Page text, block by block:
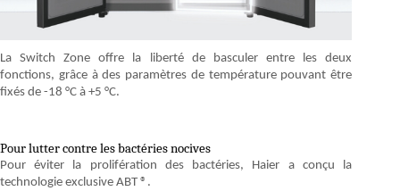
La Switch Zone offre la liberté de basculer entre les deux
fonctions, grâce à des paramètres de température pouvant être
fixés de -18 °C à +5 °C.
Pour lutter contre les bactéries nocives
Pour éviter la prolifération des bactéries, Haier a conçu la
technologie exclusive ABT ®.